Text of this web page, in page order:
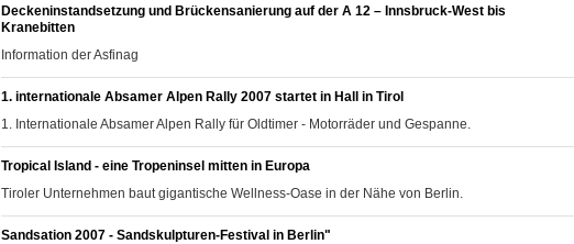
Deckeninstandsetzung und Brückensanierung auf der A 12 – Innsbruck-West bis
Kranebitten
Information der Asfinag
1. internationale Absamer Alpen Rally 2007 startet in Hall in Tirol
1. Internationale Absamer Alpen Rally für Oldtimer - Motorräder und Gespanne.
Tropical Island - eine Tropeninsel mitten in Europa
Tiroler Unternehmen baut gigantische Wellness-Oase in der Nähe von Berlin.
Sandsation 2007 - Sandskulpturen-Festival in Berlin"